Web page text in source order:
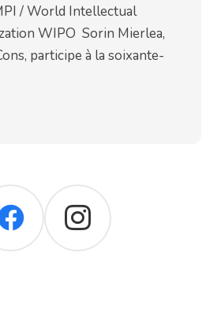
/ World Intellectual
WIPO Sorin Mierlea,
participe à la soixante-